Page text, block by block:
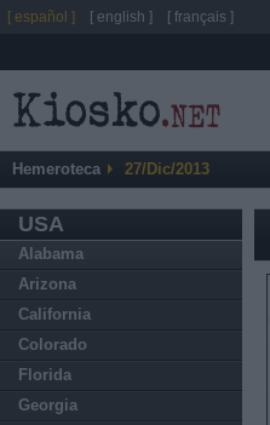
Hemeroteca 27/Dic/2013
USA
Alabama
Arizona
California
Colorado
Florida
Georgia
[ español ] [ english ] [ français ]